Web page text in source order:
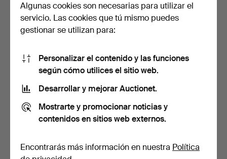
CARL MALMSTEN.
"Visingsö", sofá para AB
Fredericia Stolefabrik. So…
15 horas
Algunas cookies son necesarias para utilizar el
servicio. Las cookies que tú mismo puedes
gestionar se utilizan para:
Personalizar el contenido y las funciones
según cómo utilices el sitio web.
Desarrollar y mejorar Auctionet.
Mostrarte y promocionar noticias y
contenidos en sitios web externos.
Encontrarás más información en nuestra Política